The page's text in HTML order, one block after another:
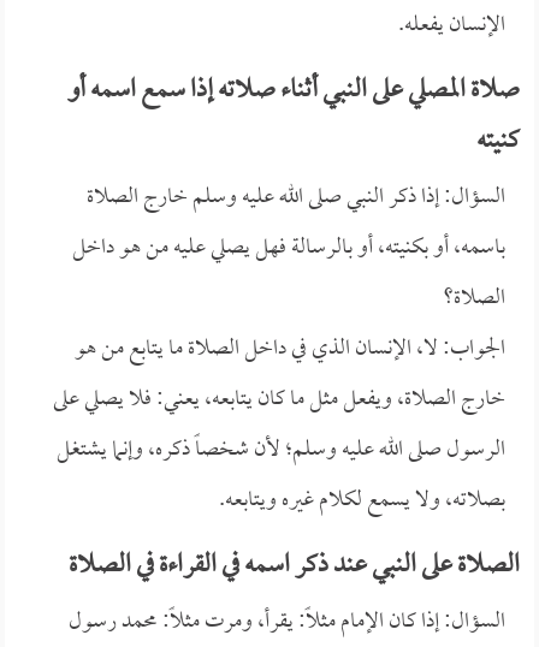
الإنسان يفعله.
صلاة المصلي على النبي أثناء صلاته إذا سمع اسمه أو
كنيته
السؤال: إذا ذكر النبي صلى الله عليه وسلم خارج الصلاة
باسمه، أو بكنيته، أو بالرسالة فهل يصلي عليه من هو داخل
الصلاة؟
الجواب: لا، الإنسان الذي في داخل الصلاة ما يتابع من هو
خارج الصلاة، ويفعل مثل ما كان يتابعه، يعني: فلا يصلي على
الرسول صلى الله عليه وسلم؛ لأن شخصاً ذكره، وإنما يشتغل
بصلاته، ولا يسمع لكلام غيره ويتابعه.
الصلاة على النبي عند ذكر اسمه في القراءة في الصلاة
السؤال: إذا كان الإمام مثلاً: يقرأ، ومرت مثلاً: محمد رسول